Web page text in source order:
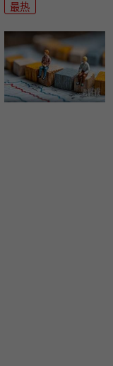
最热